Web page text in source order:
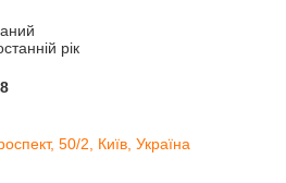
рік
50/2, Київ, Україна